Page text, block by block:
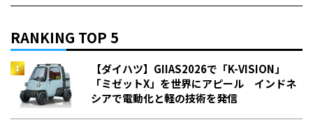
RANKING TOP 5
【ダイハツ】GIIAS2026で「K-VISION」
「ミゼットX」を世界にアピール インドネ
シアで電動化と軽の技術を発信